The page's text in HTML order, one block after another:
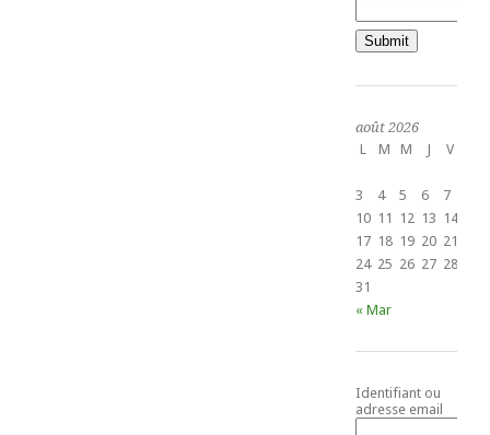
août 2026
L
M M J V
3
4 5 6 7
10 11 12 13 14
17 18 19 20 21
24 25 26 27 28
31
« Mar
Identifiant ou
adresse email